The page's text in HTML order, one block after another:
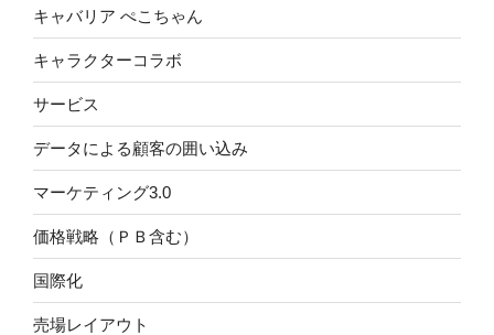
キャバリア ぺこちゃん
キャラクターコラボ
サービス
データによる顧客の囲い込み
マーケティング3.0
価格戦略（ＰＢ含む）
国際化
売場レイアウト